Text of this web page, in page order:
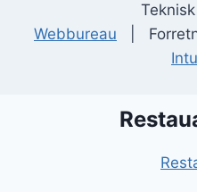
Webbureau |